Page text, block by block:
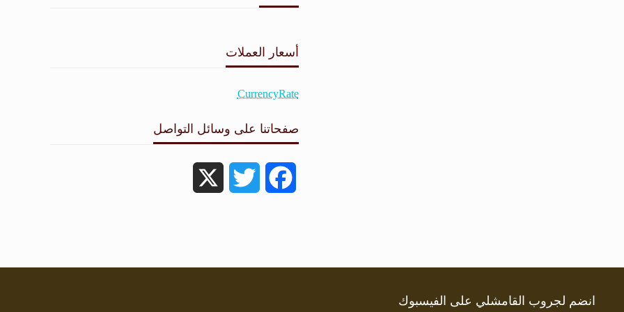
أسعار العملات
CurrencyRate
صفحاتنا على وسائل التواصل
Facebook
Twitter
انضم لجروب القامشلي على الفيسبوك